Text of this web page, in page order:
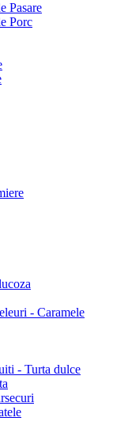
Pasare
Porc
- Caramele
- Turta dulce